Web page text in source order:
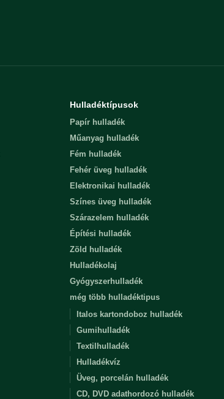
Hulladéktípusok
Papír hulladék
Műanyag hulladék
Fém hulladék
Fehér üveg hulladék
Elektronikai hulladék
Színes üveg hulladék
Szárazelem hulladék
Építési hulladék
Zöld hulladék
Hulladékolaj
Gyógyszerhulladék
még több hulladéktipus
Italos kartondoboz hulladék
Gumihulladék
Textilhulladék
Hulladékvíz
Üveg, porcelán hulladék
CD, DVD adathordozó hulladék